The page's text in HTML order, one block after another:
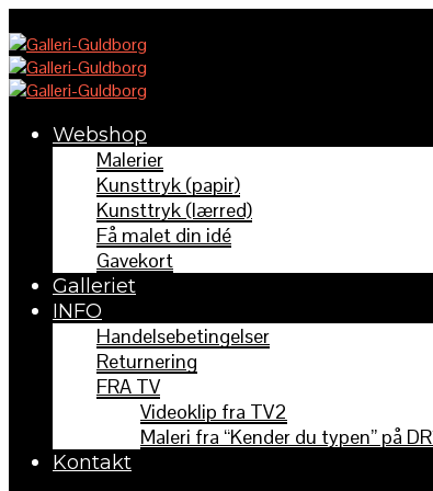
Webshop
Malerier
Kunsttryk (papir)
Kunsttryk (lærred)
Få malet din idé
Gavekort
Galleriet
INFO
Handelsebetingelser
Returnering
FRA TV
Videoklip fra TV2
Maleri fra “Kender du typen” på
Kontakt